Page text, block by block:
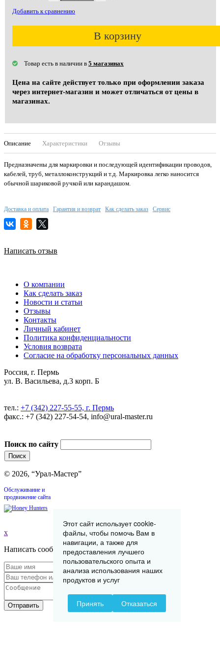
Добавить к сравнению
В корзину
Товар есть в наличии в 5 магазинах
Цена на сайте действует только при оформлении заказа
через интернет-магазин и может отличаться от цены в
магазинах.
Описание Характеристики Отзывы
Предназначены для маркировки и последующей идентификации проводов,
кабелей, труб, металлоконструкций и т.д. Маркировка легко наносится
обычной шариковой ручкой или карандашом.
Доставка и оплата Гарантия и возврат Как сделать заказ Сервис
Написать отзыв
О компании
Как сделать заказ
Новости и статьи
Отзывы
Контакты
Личный кабинет
Политика конфиденциальности
Условия возврата
Согласие на обработку персональных данных
Россия, г. Пермь
ул. В. Васильева, д.3 корп. Б
тел.: +7 (342) 227-55-55, г. Пермь
факс.: +7 (342) 227-54-54, info@ural-master.ru
Поиск по сайту
© 2026, “Урал-Мастер”
Обслуживание и
продвижение сайта
x
Написать сообщение
Отправить
Этот сайт использует cookie-
файлы, чтобы помочь Вам в
навигации, а также для
предоставления лучшего
пользовательского опыта и
анализа использования наших
продуктов и услуг
Принять Отказаться